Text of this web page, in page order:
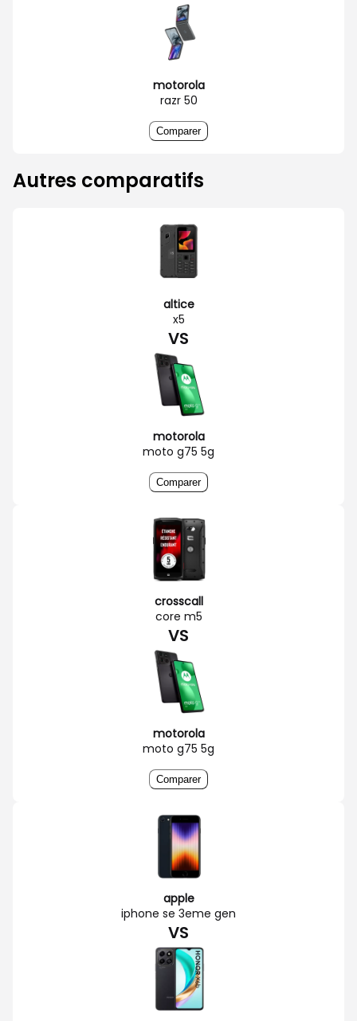
motorola
razr 50
Comparer
Autres comparatifs
altice
x5
VS
motorola
moto g75 5g
Comparer
crosscall
core m5
VS
motorola
moto g75 5g
Comparer
apple
iphone se 3eme gen
VS